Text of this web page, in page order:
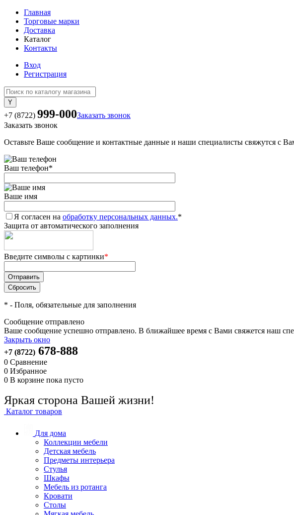
Главная
Торговые марки
Доставка
Каталог
Контакты
Вход
Регистрация
+7 (8722) 999-000Заказать звонок
Заказать звонок
Оставьте Ваше сообщение и контактные данные и наши специалисты свяжутся с
Ваш телефон*
Ваше имя
Я согласен на обработку персональных данных.*
Защита от автоматического заполнения
Введите символы с картинки*
* - Поля, обязательные для заполнения
Сообщение отправлено
Ваше сообщение успешно отправлено. В ближайшее время с Вами свяжется наш
Закрыть окно
+7 (8722) 678-888
0 Сравнение
0 Избранное
0 В корзине пока пусто
Яркая сторона Вашей жизни!
Каталог товаров
Для дома
Коллекции мебели
Детская мебель
Предметы интерьера
Стулья
Шкафы
Мебель из ротанга
Кровати
Столы